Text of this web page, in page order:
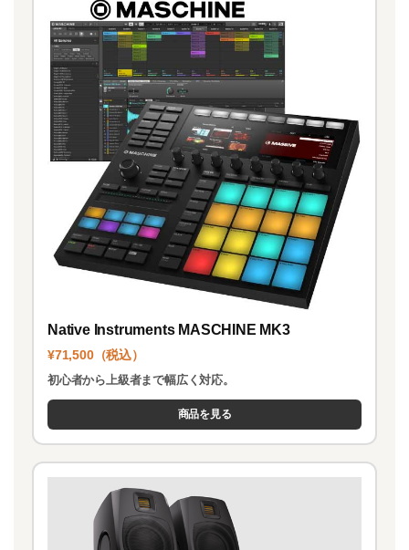
Native Instruments MASCHINE MK3
¥71,500（税込）
初心者から上級者まで幅広く対応。
商品を見る